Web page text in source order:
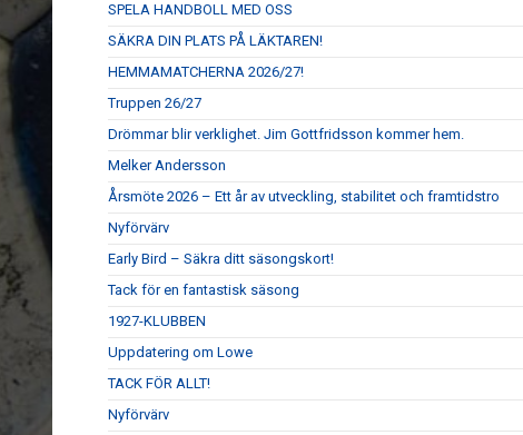
SPELA HANDBOLL MED OSS
SÄKRA DIN PLATS PÅ LÄKTAREN!
HEMMAMATCHERNA 2026/27!
Truppen 26/27
Drömmar blir verklighet. Jim Gottfridsson kommer hem.
Melker Andersson
Årsmöte 2026 – Ett år av utveckling, stabilitet och framtidstro
Nyförvärv
Early Bird – Säkra ditt säsongskort!
Tack för en fantastisk säsong
1927-KLUBBEN
Uppdatering om Lowe
TACK FÖR ALLT!
Nyförvärv